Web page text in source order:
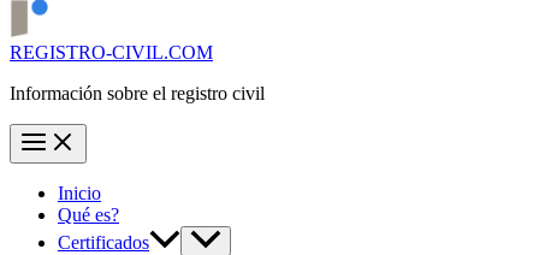
REGISTRO-CIVIL.COM
Información sobre el registro civil
Inicio
Qué es?
Certificados